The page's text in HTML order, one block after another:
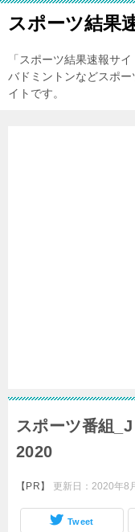
スポーツ結果
「スポーツ結果速報サ
バドミントンなどスポ
イトです。
スポーツ番組
2020
【PR】 更新日：2020年8
Tweet